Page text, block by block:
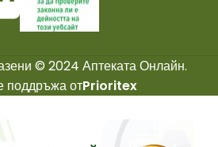
© 2024 Аптеката Онлайн.
поддръжа отPrioritex